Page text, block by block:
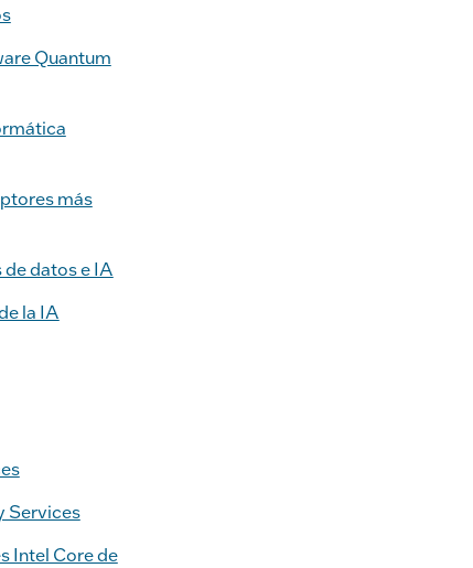
Quantum
más
datos e IA
la IA
Services
Intel Core de